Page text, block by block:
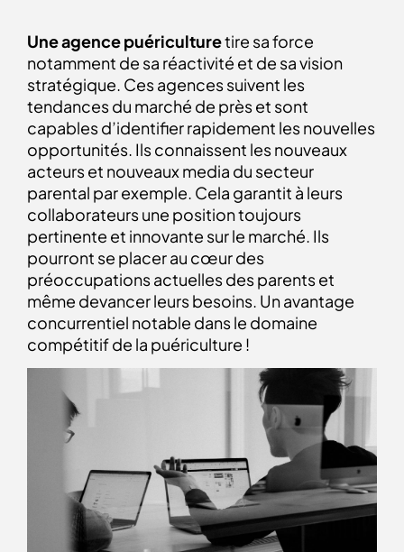
Une agence puériculturetire sa force
notamment de sa réactivité et de sa vision
stratégique. Ces agences suivent les
tendances du marché de près et sont
capables d’identifier rapidement les nouvelles
opportunités. Ils connaissent les nouveaux
acteurs et nouveaux media du secteur
parental par exemple. Cela garantit à leurs
collaborateurs une position toujours
pertinente et innovante sur le marché. Ils
pourront se placer au cœur des
préoccupations actuelles des parents et
même devancer leurs besoins. Un avantage
concurrentiel notable dans le domaine
compétitif de la puériculture !